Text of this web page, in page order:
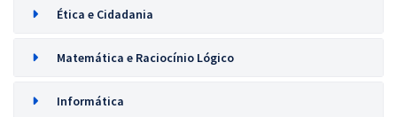
Ética e Cidadania
Matemática e Raciocínio Lógico
Informática